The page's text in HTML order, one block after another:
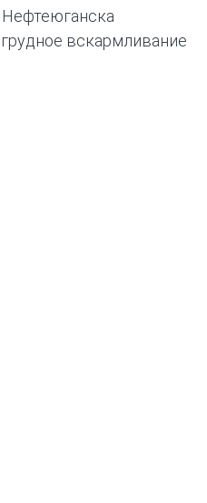
Нефтеюганска
грудное вскармливание